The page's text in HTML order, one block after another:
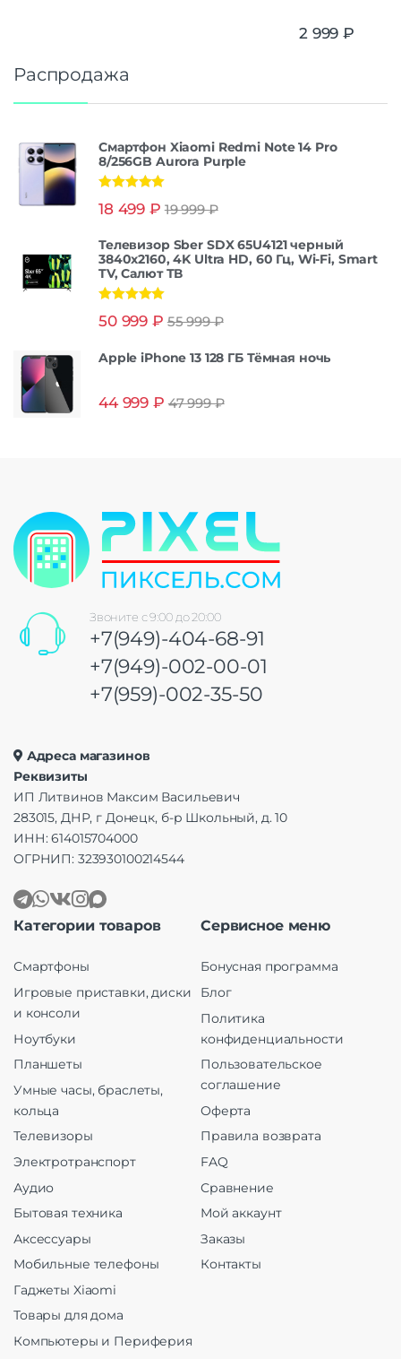
2 999 ₽
Распродажа
Смартфон Xiaomi Redmi Note 14 Pro
8/256GB Aurora Purple
из 5
18 499 ₽ 19 999₽
Телевизор Sber SDX 65U4121 черный
3840x2160, 4K Ultra HD, 60 Гц, Wi-Fi, Smart
TV, Салют ТВ
из 5
50 999 ₽ 55 999₽
Apple iPhone 13 128 ГБ Тёмная ночь
44 999 ₽ 47 999₽
Звоните с 9:00 до 20:00
+7(949)-404-68-91
+7(949)-002-00-01
+7(959)-002-35-50
Адреса магазинов
Реквизиты
ИП Литвинов Максим Васильевич
283015, ДНР, г Донецк, б-р Школьный, д. 10
ИНН: 614015704000
ОГРНИП: 323930100214544
Категории товаров
Смартфоны
Игровые приставки, диски
и консоли
Ноутбуки
Планшеты
Умные часы, браслеты,
кольца
Телевизоры
Электротранспорт
Аудио
Бытовая техника
Аксессуары
Мобильные телефоны
Гаджеты Xiaomi
Товары для дома
Компьютеры и Периферия
Сервисное меню
Бонусная программа
Блог
Политика
конфиденциальности
Пользовательское
соглашение
Оферта
Правила возврата
FAQ
Сравнение
Мой аккаунт
Заказы
Контакты